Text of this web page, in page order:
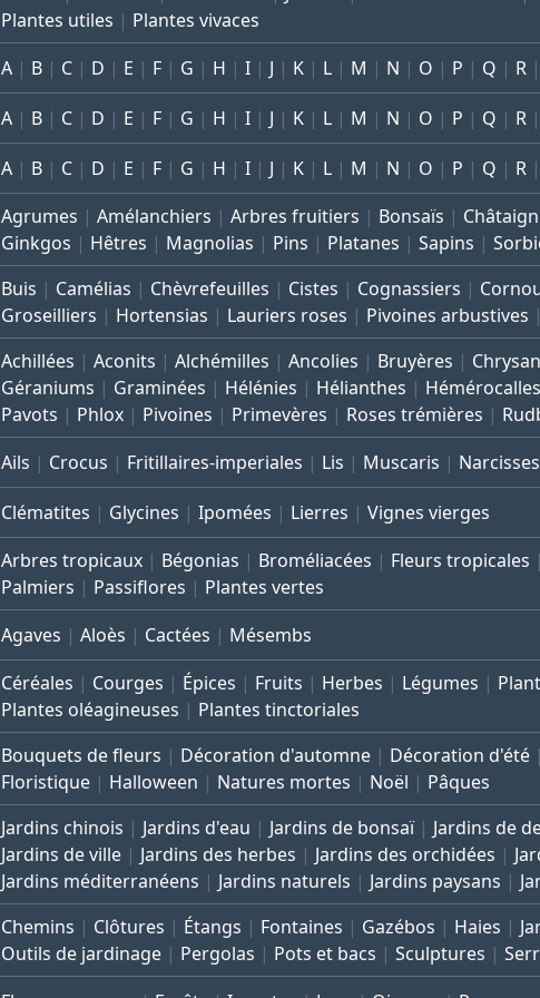
Plantes utiles
Plantes vivaces
A B C D E F G H I J K L M N O P Q R
A B C D E F G H I J K L M N O P Q R
A B C D E F G H I J K L M N O P Q R
Agrumes Amélanchiers Arbres fruitiers Bonsaïs
Ginkgos
Hêtres Magnolias Pins Platanes Sapins
Buis Camélias Chèvrefeuilles Cistes Cognassiers
Groseilliers
Hortensias Lauriers roses Pivoines arbustives
Achillées Aconits Alchémilles Ancolies Bruyères
Géraniums
Graminées Hélénies Hélianthes Hémérocalles
Pavots
Phlox Pivoines Primevères Roses trémières
Ails Crocus Fritillaires-imperiales Lis Muscaris Narcisses
Clématites Glycines Ipomées Lierres Vignes vierges
Arbres tropicaux Bégonias Broméliacées Fleurs tropicales
Palmiers
Passiflores Plantes vertes
Agaves Aloès Cactées Mésembs
Céréales Courges Épices Fruits Herbes Légumes
Plantes oléagineuses
Plantes tinctoriales
Bouquets de fleurs Décoration d'automne Décoration d'été
Floristique
Halloween Natures mortes Noël Pâques
Jardins chinois Jardins d'eau Jardins de bonsaï Jardins de
Jardins de ville
Jardins des herbes Jardins des orchidées
Jardins méditerranéens
Jardins naturels Jardins paysans
Chemins Clôtures Étangs Fontaines Gazébos Haies
Outils de jardinage
Pergolas Pots et bacs Sculptures